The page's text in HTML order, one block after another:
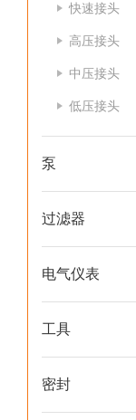
快速接头
高压接头
中压接头
低压接头
泵
过滤器
电气仪表
工具
密封